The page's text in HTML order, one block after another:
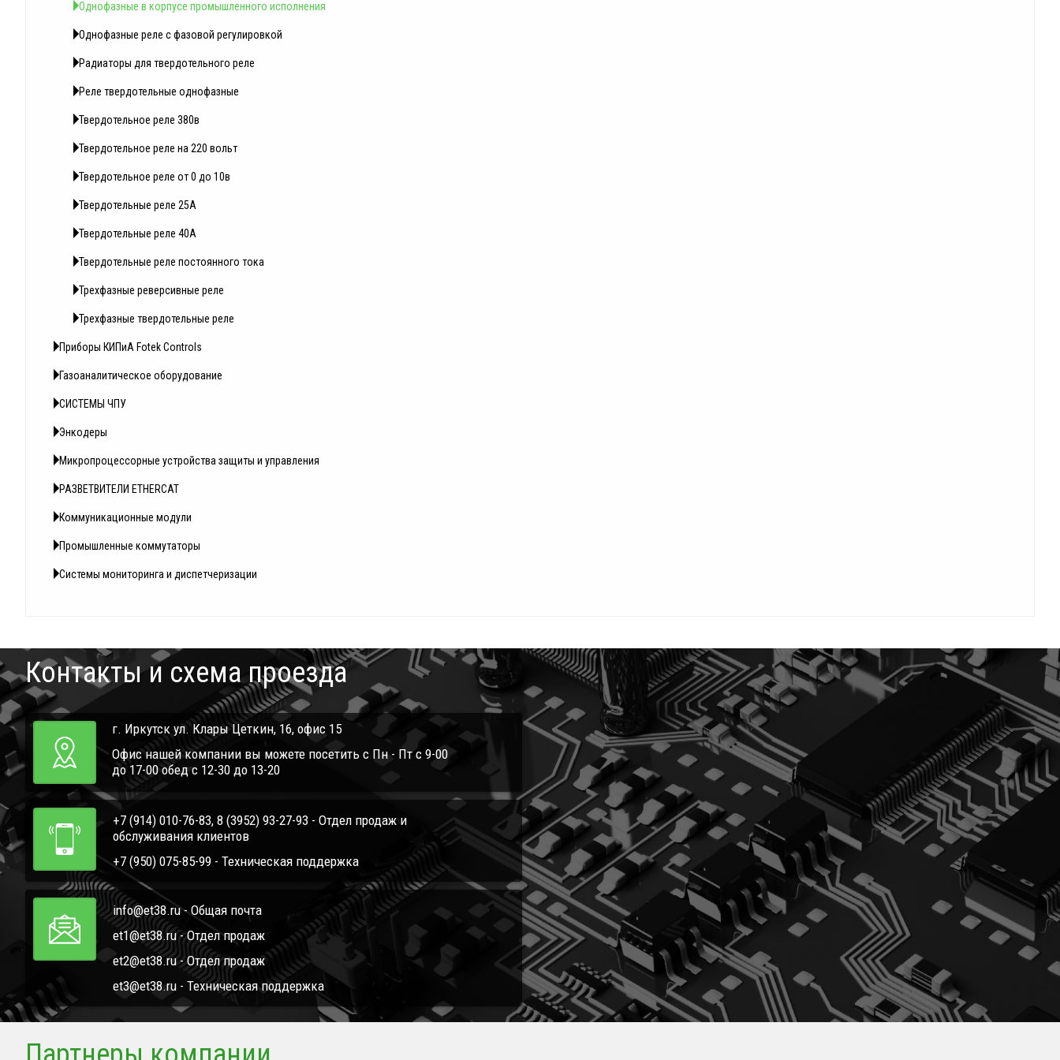
Однофазные в корпусе промышленного исполнения
Однофазные реле с фазовой регулировкой
Радиаторы для твердотельного реле
Реле твердотельные однофазные
Твердотельное реле 380в
Твердотельное реле на 220 вольт
Твердотельное реле от 0 до 10в
Твердотельные реле 25А
Твердотельные реле 40А
Твердотельные реле постоянного тока
Трехфазные реверсивные реле
Трехфазные твердотельные реле
Приборы КИПиА Fotek Controls
Газоаналитическое оборудование
СИСТЕМЫ ЧПУ
Энкодеры
Микропроцессорные устройства защиты и управления
РАЗВЕТВИТЕЛИ ETHERCAT
Коммуникационные модули
Промышленные коммутаторы
Системы мониторинга и диспетчеризации
Контакты и схема проезда
г. Иркутск ул. Клары Цеткин, 16, офис 15
Офис нашей компании вы можете посетить с Пн - Пт с 9-00
до 17-00 обед с 12-30 до 13-20
+7 (914) 010-76-83, 8 (3952) 93-27-93 - Отдел продаж и
обслуживания клиентов
+7 (950) 075-85-99 - Техническая поддержка
info@et38.ru - Общая почта
et1@et38.ru - Отдел продаж
et2@et38.ru - Отдел продаж
et3@et38.ru - Техническая поддержка